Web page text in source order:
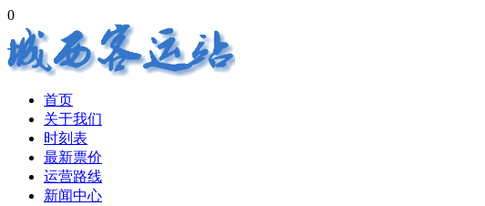
0
首页
关于我们
时刻表
最新票价
运营路线
新闻中心